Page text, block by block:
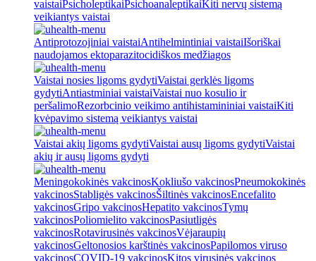
vaistaiPsicholeptikaiPsichoanaleptikaiKiti nervų sistemą
veikiantys vaistai
Antiprotozojiniai vaistaiAntihelmintiniai vaistaiIšoriškai
naudojamos ektoparazitocidiškos medžiagos
Vaistai nosies ligoms gydytiVaistai gerklės ligoms
gydytiAntiastminiai vaistaiVaistai nuo kosulio ir
peršalimoRezorbcinio veikimo antihistamininiai vaistaiKiti
kvėpavimo sistemą veikiantys vaistai
Vaistai akių ligoms gydytiVaistai ausų ligoms gydytiVaistai
akių ir ausų ligoms gydyti
Meningokokinės vakcinosKokliušo vakcinosPneumokokinės
vakcinosStabligės vakcinosŠiltinės vakcinosEncefalito
vakcinosGripo vakcinosHepatito vakcinosTymų
vakcinosPoliomielito vakcinosPasiutligės
vakcinosRotavirusinės vakcinosVėjaraupių
vakcinosGeltonosios karštinės vakcinosPapilomos viruso
vakcinosCOVID-19 vakcinosKitos virusinės vakcinos